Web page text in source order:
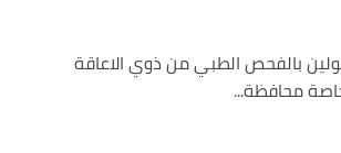
بالفحص الطبي من ذوي الاعاقة
محافظة...